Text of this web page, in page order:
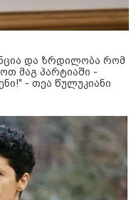
და ზრდილობა რომ
მაგ პარტიაში -
- თეა წულუკიანი